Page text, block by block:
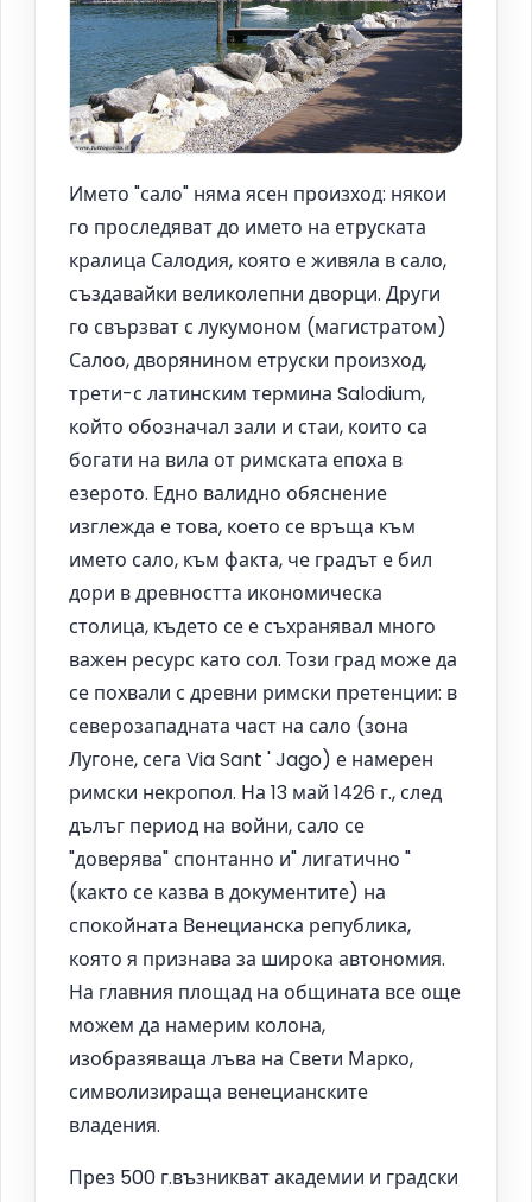
Името "сало" няма ясен произход: някои
го проследяват до името на етруската
кралица Салодия, която е живяла в сало,
създавайки великолепни дворци. Други
го свързват с лукумоном (магистратом)
Салоо, дворянином етруски произход,
трети-с латинским термина Salodium,
който обозначал зали и стаи, които са
богати на вила от римската епоха в
езерото. Едно валидно обяснение
изглежда е това, което се връща към
името сало, към факта, че градът е бил
дори в древността икономическа
столица, където се е съхранявал много
важен ресурс като сол. Този град може да
се похвали с древни римски претенции: в
северозападната част на сало (зона
Лугоне, сега Via Sant ' Jago) е намерен
римски некропол. На 13 май 1426 г., след
дълъг период на войни, сало се
"доверява" спонтанно и" лигатично "
(както се казва в документите) на
спокойната Венецианска република,
която я признава за широка автономия.
На главния площад на общината все още
можем да намерим колона,
изобразяваща лъва на Свети Марко,
символизираща венецианските
владения.
През 500 г.възникват академии и градски